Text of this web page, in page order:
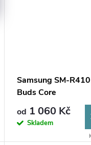
Samsung SM-
Buds Core
od 1 060 Kč
Skladem